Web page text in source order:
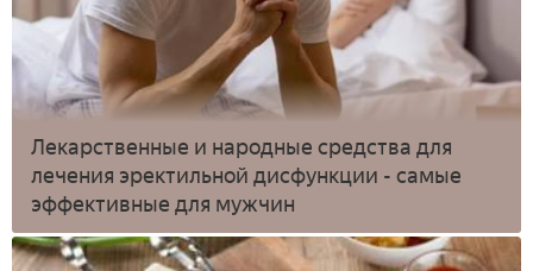
Лекарственные и народные средства для
лечения эректильной дисфункции - самые
эффективные для мужчин